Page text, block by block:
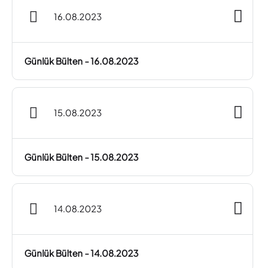
16.08.2023
Günlük Bülten - 16.08.2023
15.08.2023
Günlük Bülten - 15.08.2023
14.08.2023
Günlük Bülten - 14.08.2023